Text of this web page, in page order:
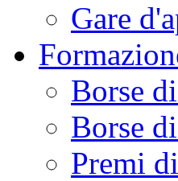
Gare
Borse
Borse
Premi